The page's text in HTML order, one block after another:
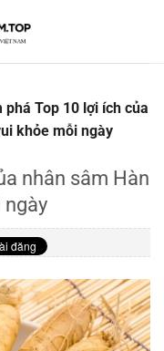
phá Top 10 lợi ích của
khỏe mỗi ngày
nhân sâm Hàn
ngày